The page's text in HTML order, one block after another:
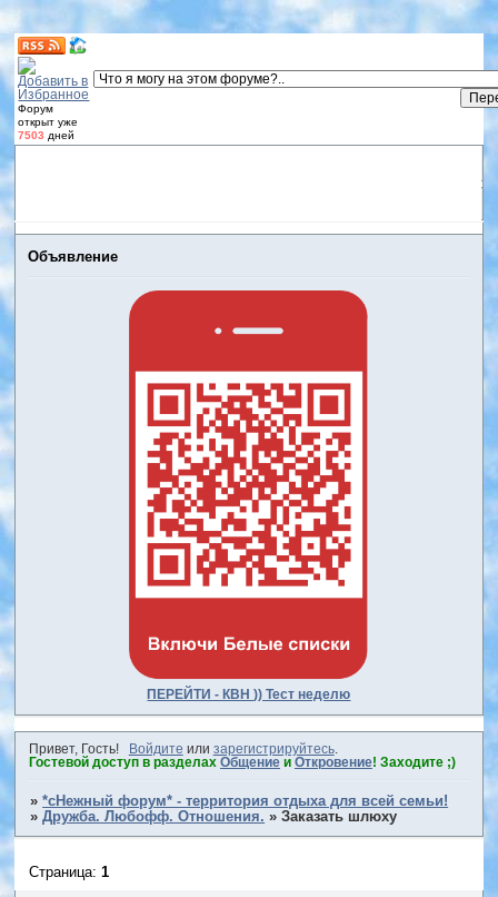
Форум
открыт уже
7503 дней
Объявление
ПЕРЕЙТИ - КВН )) Тест неделю
Привет, Гость! Войдите или зарегистрируйтесь.
Гостевой доступ в разделах Общениеи Откровение! Заходите ;)
»*сНежный форум* - территория отдыха для всей семьи!
»Дружба. Любофф. Отношения. »Заказать шлюху
Страница:1